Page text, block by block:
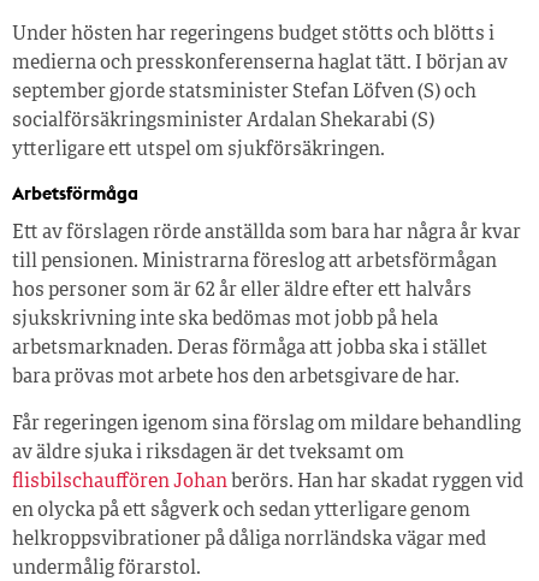
Under hösten har regeringens budget stötts och blötts i
medierna och presskonferenserna haglat tätt. I början av
september gjorde statsminister Stefan Löfven (S) och
socialförsäkringsminister Ardalan Shekarabi (S)
ytterligare ett utspel om sjukförsäkringen.
Arbetsförmåga
Ett av förslagen rörde anställda som bara har några år kvar
till pensionen. Ministrarna föreslog att arbetsförmågan
hos personer som är 62 år eller äldre efter ett halvårs
sjukskrivning inte ska bedömas mot jobb på hela
arbetsmarknaden. Deras förmåga att jobba ska i stället
bara prövas mot arbete hos den arbetsgivare de har.
Får regeringen igenom sina förslag om mildare behandling
av äldre sjuka i riksdagen är det tveksamt om
flisbilschauffören Johan berörs. Han har skadat ryggen vid
en olycka på ett sågverk och sedan ytterligare genom
helkroppsvibrationer på dåliga norrländska vägar med
undermålig förarstol.